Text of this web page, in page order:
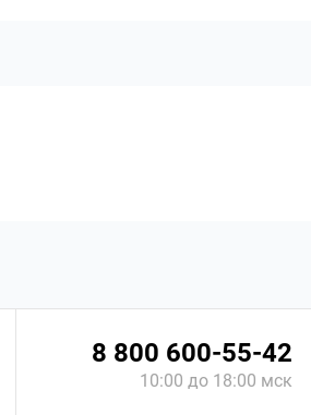
8 800 600-55-42
10:00 до 18:00 мск